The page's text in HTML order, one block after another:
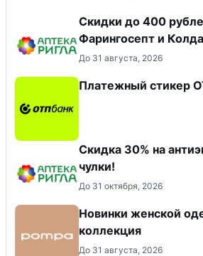
Скидки до 400
Фарингосепт и
До 31 августа, 2026
Платежный стикер
Скидка 30% на
чулки!
До 31 октября, 2026
Новинки женской
коллекция
До 31 августа, 2026